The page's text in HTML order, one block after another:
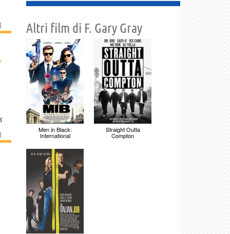
]
]
Altri film di F. Gary Gray
Men in Black:
International
Straight Outta
Compton